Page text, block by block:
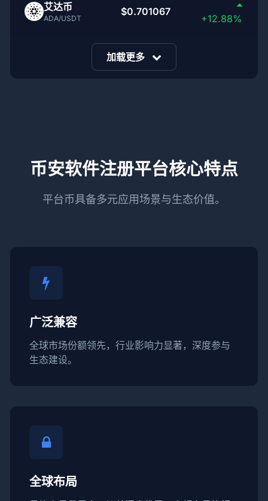
艾达币
ADA/USDT
$0.701067
+12.88%
加载更多
币安软件注册平台核心特点
平台币具备多元应用场景与生态价值。
广泛兼容
全球市场份额领先，行业影响力显著，深度参与
生态建设。
全球布局